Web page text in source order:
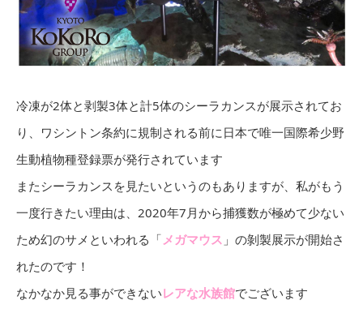
冷凍が2体と剥製3体と計5体のシーラカンスが展示されてお
り、ワシントン条約に規制される前に日本で唯一国際希少野
生動植物種登録票が発行されています
またシーラカンスを見たいというのもありますが、私がもう
一度行きたい理由は、2020年7月から捕獲数が極めて少ない
ため幻のサメといわれる「メガマウス 」の剝製展示が開始さ
れたのです！
なかなか見る事ができないレアな水族館でございます